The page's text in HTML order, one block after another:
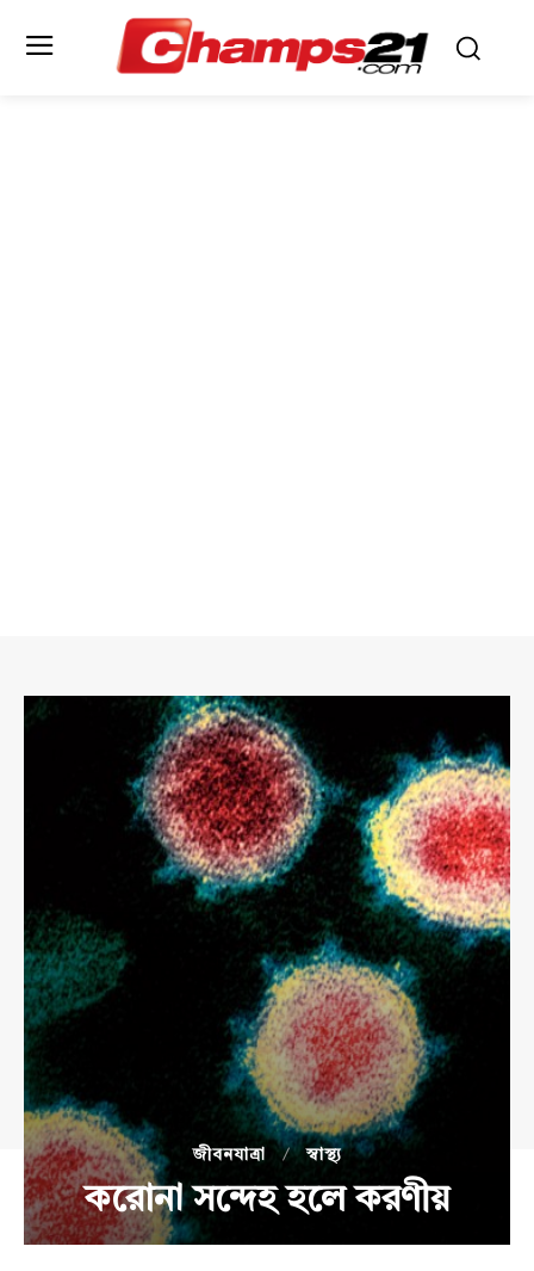
জীবনযাত্রা স্বাস্থ্য
করোনা সন্দেহ হলে করণীয়